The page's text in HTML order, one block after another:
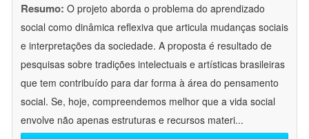
Resumo: O projeto aborda o problema do aprendizado
social como dinâmica reflexiva que articula mudanças sociais
e interpretações da sociedade. A proposta é resultado de
pesquisas sobre tradições intelectuais e artísticas brasileiras
que tem contribuído para dar forma à área do pensamento
social. Se, hoje, compreendemos melhor que a vida social
envolve não apenas estruturas e recursos materi...